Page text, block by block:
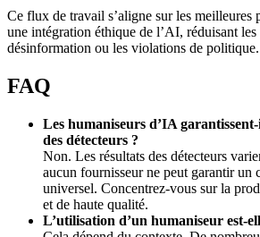
Ce flux de travail s’aligne sur les meilleures
une intégration éthique de l’AI, réduisant les
désinformation ou les violations de politique.
FAQ
Les humaniseurs d’IA
des détecteurs ?
Non. Les résultats des détecteurs
aucun fournisseur ne peut garantir un
universel. Concentrez-vous sur la
et de haute qualité.
L’utilisation d’un humaniseur est-